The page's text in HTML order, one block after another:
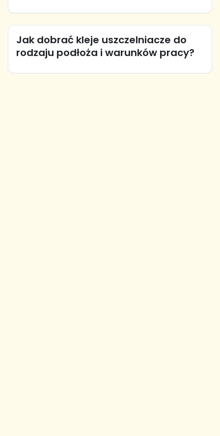
Jak dobrać kleje uszczelniacze do
rodzaju podłoża i warunków pracy?